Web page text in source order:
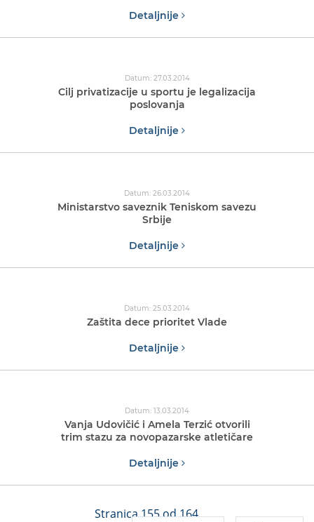
Detaljnije
Datum: 27.03.2014
Cilj privatizacije u sportu je legalizacija
poslovanja
Detaljnije
Datum: 26.03.2014
Ministarstvo saveznik Teniskom savezu
Srbije
Detaljnije
Datum: 25.03.2014
Zaštita dece prioritet Vlade
Detaljnije
Datum: 13.03.2014
Vanja Udovičić i Amela Terzić otvorili
trim stazu za novopazarske atletičare
Detaljnije
Stranica 155 od 164